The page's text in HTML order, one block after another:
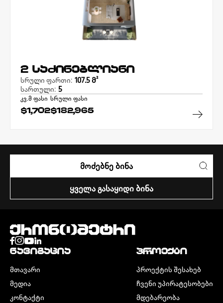
2 საძინებლიანი
სრული ფართი: 107.5 Მ²
სართული: 5
კვ.მ ფასი
$1,702
სრული ფასი
$182,965
ᲛᲝᲫᲔᲑᲜᲔ ᲑᲘᲜᲐ
ᲧᲕᲔᲚᲐ ᲒᲐᲡᲐᲧᲘᲓᲘ ᲑᲘᲜᲐ
ᲜᲐᲕᲘᲒᲐᲪᲘᲐ
ᲛᲗᲐᲕᲐᲠᲘ
ᲛᲔᲓᲘᲐ
ᲙᲝᲜᲢᲐᲥᲢᲘ
ᲞᲠᲝᲔᲥᲢᲘ
ᲞᲠᲝᲔᲥᲢᲘᲡ ᲨᲔᲡᲐᲮᲔᲑ
ᲩᲕᲔᲜᲘ ᲣᲞᲘᲠᲐᲢᲔᲡᲝᲑᲔᲑᲘ
ᲛᲓᲔᲑᲐᲠᲔᲝᲑᲐ